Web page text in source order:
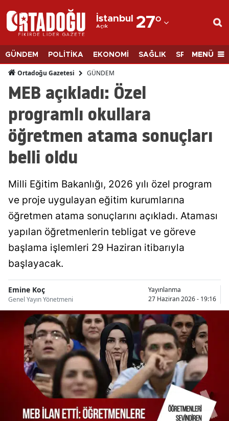
İstanbul
Açık 27°
Adana
Adıyaman
Afyonkarahisar
Ağrı
Amasya
Ankara
Aydın
Balıkesir
Bitlis
Burdur
Bursa
Çanakkale
Çankırı
Çorum
GÜNDEM POLİTİKA EKONOMİ SAĞLIK SPORMENÜ
Ortadoğu Gazetesi GÜNDEM
MEB açıkladı: Özel
programlı okullara
öğretmen atama sonuçları
belli oldu
Milli Eğitim Bakanlığı, 2026 yılı özel program
ve proje uygulayan eğitim kurumlarına
öğretmen atama sonuçlarını açıkladı. Ataması
yapılan öğretmenlerin tebligat ve göreve
başlama işlemleri 29 Haziran itibarıyla
başlayacak.
Emine Koç
Genel Yayın Yönetmeni
Yayınlanma
27 Haziran 2026 - 19:16